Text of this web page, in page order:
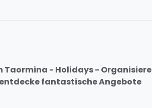
Taormina - Holidays - Organisiere
entdecke fantastische Angebote